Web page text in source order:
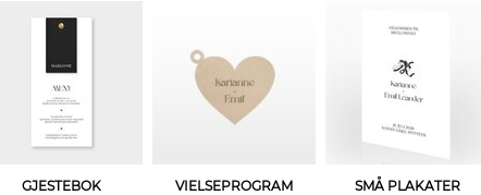
GJESTEBOK VIELSEPROGRAM SMÅ PLAKATER